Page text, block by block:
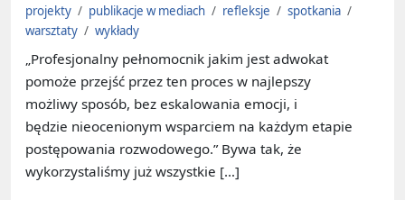
projekty / publikacje w mediach / refleksje / spotkania /
warsztaty / wykłady
„Profesjonalny pełnomocnik jakim jest adwokat
pomoże przejść przez ten proces w najlepszy
możliwy sposób, bez eskalowania emocji, i
będzie nieocenionym wsparciem na każdym etapie
postępowania rozwodowego.” Bywa tak, że
wykorzystaliśmy już wszystkie […]